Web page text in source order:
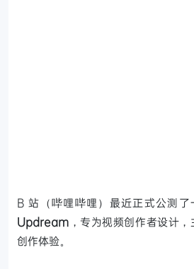
B 站（哔哩哔哩）最近正式公测
Updream ，专为视频创作者设计
创作体验。